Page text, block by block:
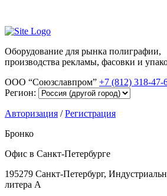
Оборудование для рынка полиграфии,
производства рекламы, фасовки и
ООО “Союзславпром” +7 (812) 318-47-
Регион:
Авторизация /Регистрация
Бронко
Офис в Санкт-Петербурге
195279 Санкт-Петербург,
литера А